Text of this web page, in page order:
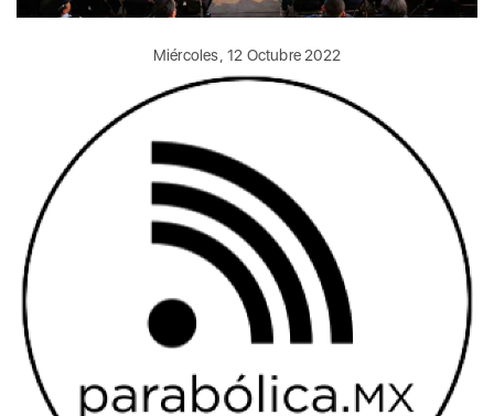
Miércoles, 12 Octubre 2022